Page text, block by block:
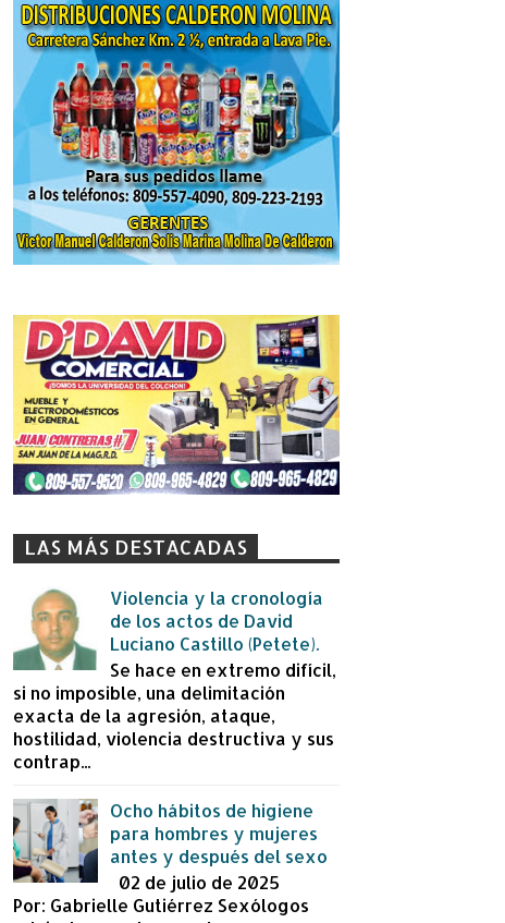
LAS MÁS DESTACADAS
Violencia y la cronología
de los actos de David
Luciano Castillo (Petete).
Se hace en extremo difícil,
si no imposible, una delimitación
exacta de la agresión, ataque,
hostilidad, violencia destructiva y sus
contrap...
Ocho hábitos de higiene
para hombres y mujeres
antes y después del sexo
02 de julio de 2025
Por: Gabrielle Gutiérrez Sexólogos